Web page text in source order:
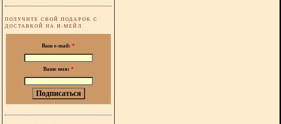
ПОЛУЧИТЕ СВОЙ ПОДАРОК С
ДОСТАВКОЙ НА И-МЕЙЛ
Ваш e-mail: *
Ваше имя: *